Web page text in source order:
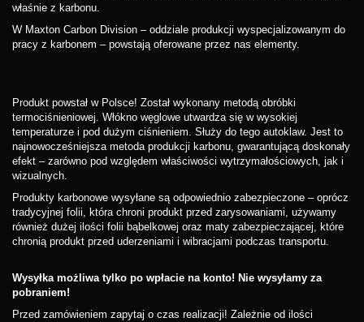
właśnie z karbonu.
W Maxton Carbon Division – oddziale produkcji wyspecjalizowanym do
pracy z karbonem – powstają oferowane przez nas elementy.
Produkt powstał w Polsce! Został wykonany metodą obróbki
termociśnieniowej. Włókno węglowe utwardza się w wysokiej
temperaturze i pod dużym ciśnieniem. Służy do tego autoklaw. Jest to
najnowocześniejsza metoda produkcji karbonu, gwarantującą doskonały
efekt – zarówno pod względem właściwości wytrzymałościowych, jak i
wizualnych.
Produkty karbonowe wysyłane są odpowiednio zabezpieczone – oprócz
tradycyjnej folii, która chroni produkt przed zarysowaniami, używamy
również dużej ilości folii bąbelkowej oraz maty zabezpieczającej, które
chronią produkt przed uderzeniami i wibracjami podczas transportu.
Wysyłka możliwa tylko po wpłacie na konto! Nie wysyłamy za
pobraniem!
Przed zamówieniem zapytaj o czas realizacji! Zależnie od ilości